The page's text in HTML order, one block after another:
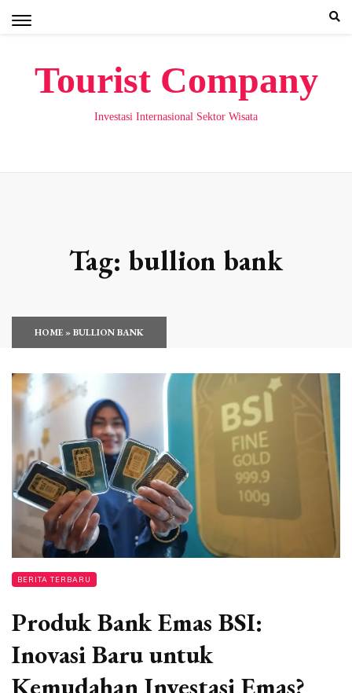
Tourist Company
Investasi Internasional Sektor Wisata
Tag: bullion bank
HOME»BULLION BANK
BERITA TERBARU
Produk Bank Emas BSI:
Inovasi Baru untuk